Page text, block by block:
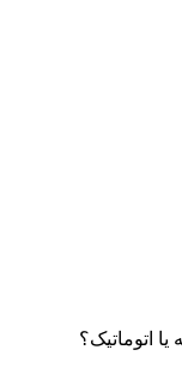
اتوماتیک؟